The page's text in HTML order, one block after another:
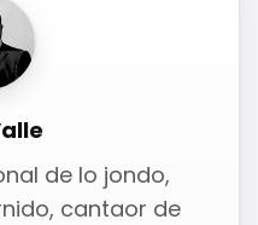
de lo jondo,
cantaor de